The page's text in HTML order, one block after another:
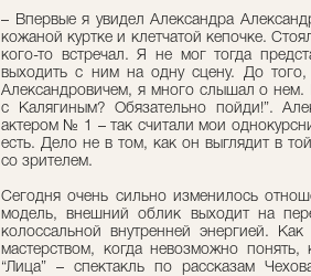
– Впервые я увидел Александра
кожаной куртке и клетчатой кепочке.
кого-то встречал. Я не мог тогда
выходить с ним на одну сцену. До
Александровичем, я много слышал о
с Калягиным? Обязательно пойди!”.
актером № 1 – так считали мои
есть. Дело не в том, как он выглядит в
со зрителем.
Сегодня очень сильно изменилось
модель, внешний облик выходит на
колоссальной внутренней энергией.
мастерством, когда невозможно
“Лица” – спектакль по рассказам